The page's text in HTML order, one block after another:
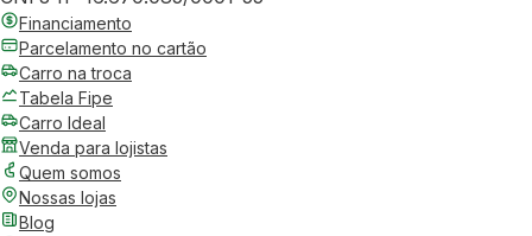
Financiamento
Parcelamento no cartão
Carro na troca
Tabela Fipe
Carro Ideal
Venda para lojistas
Quem somos
Nossas lojas
Blog